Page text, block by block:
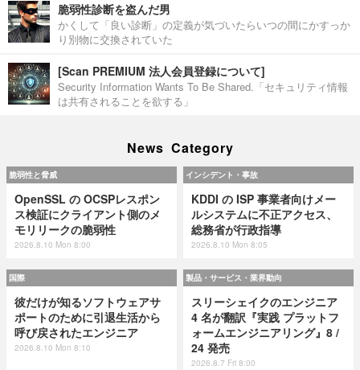
脆弱性診断を盗んだ男
かくして「良い診断」の定義が気づいたらいつの間にかすっか
り別物に交換されていた
[Scan PREMIUM 法人会員登録について]
Security Information Wants To Be Shared.「セキュリティ情報
は共有されることを欲する」
News Category
脆弱性と脅威
OpenSSL の OCSPレスポン
ス検証にクライアント側のメ
モリリークの脆弱性
2026.8.10 Mon 8:00
インシデント・事故
KDDI の ISP 事業者向けメー
ルシステムに不正アクセス、
総務省が行政指導
2026.8.10 Mon 8:05
国際
彼だけが知るソフトウェアサ
ポートのために引退生活から
呼び戻されたエンジニア
2026.8.10 Mon 8:10
製品・サービス・業界動向
スリーシェイクのエンジニア
4 名が翻訳『実践 プラットフ
ォームエンジニアリング』8 /
24 発売
2026.8.7 Fri 8:00